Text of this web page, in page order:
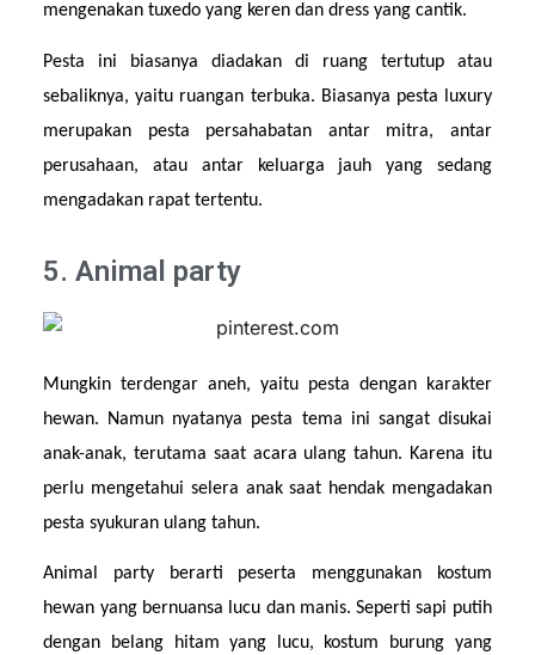
mengenakan tuxedo yang keren dan dress yang cantik.
Pesta ini biasanya diadakan di ruang tertutup atau
sebaliknya, yaitu ruangan terbuka. Biasanya pesta luxury
merupakan pesta persahabatan antar mitra, antar
perusahaan, atau antar keluarga jauh yang sedang
mengadakan rapat tertentu.
5. Animal party
Mungkin terdengar aneh, yaitu pesta dengan karakter
hewan. Namun nyatanya pesta tema ini sangat disukai
anak-anak, terutama saat acara ulang tahun. Karena itu
perlu mengetahui selera anak saat hendak mengadakan
pesta syukuran ulang tahun.
Animal party berarti peserta menggunakan kostum
hewan yang bernuansa lucu dan manis. Seperti sapi putih
dengan belang hitam yang lucu, kostum burung yang